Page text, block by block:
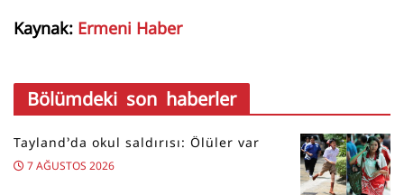
Kaynak: Ermeni Haber
Bölümdeki son haberler
Tayland’da okul saldırısı: Ölüler var
7 AĞUSTOS 2026